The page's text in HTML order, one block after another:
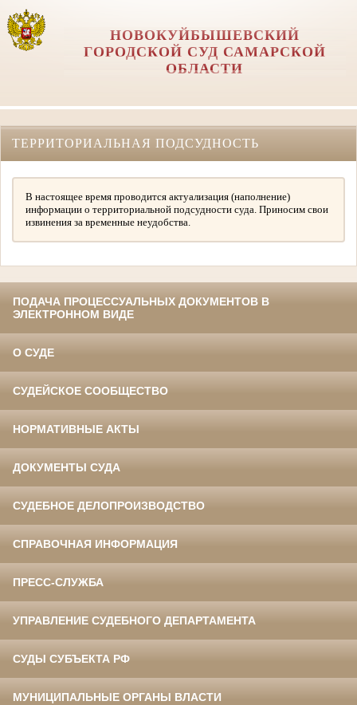
НОВОКУЙБЫШЕВСКИЙ
ГОРОДСКОЙ СУД САМАРСКОЙ
ОБЛАСТИ
ТЕРРИТОРИАЛЬНАЯ ПОДСУДНОСТЬ
В настоящее время проводится актуализация (наполнение)
информации о территориальной подсудности суда. Приносим свои
извинения за временные неудобства.
ПОДАЧА ПРОЦЕССУАЛЬНЫХ ДОКУМЕНТОВ В
ЭЛЕКТРОННОМ ВИДЕ
О СУДЕ
СУДЕЙСКОЕ СООБЩЕСТВО
НОРМАТИВНЫЕ АКТЫ
ДОКУМЕНТЫ СУДА
СУДЕБНОЕ ДЕЛОПРОИЗВОДСТВО
СПРАВОЧНАЯ ИНФОРМАЦИЯ
ПРЕСС-СЛУЖБА
УПРАВЛЕНИЕ СУДЕБНОГО ДЕПАРТАМЕНТА
СУДЫ СУБЪЕКТА РФ
МУНИЦИПАЛЬНЫЕ ОРГАНЫ ВЛАСТИ